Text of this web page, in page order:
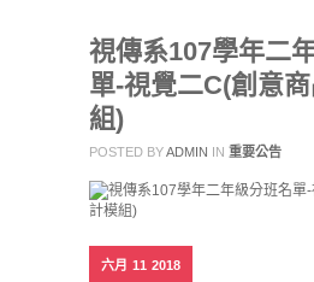
視傳系107學年二
單-視覺二C(創意
組)
POSTED BYADMIN IN 重要公告
六月 11 2018